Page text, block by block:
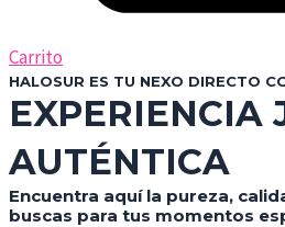
Carrito
HALOSUR ES TU NEXO DIRECTO
EXPERIENCIA
AUTÉNTICA
Encuentra aquí la pureza,
buscas para tus momentos